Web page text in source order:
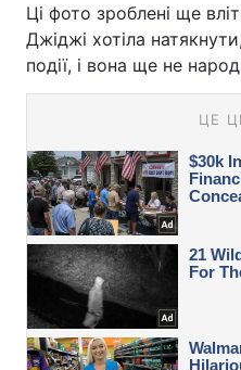
Ці фото зроблені ще
Джіджі хотіла
події, і вона ще не